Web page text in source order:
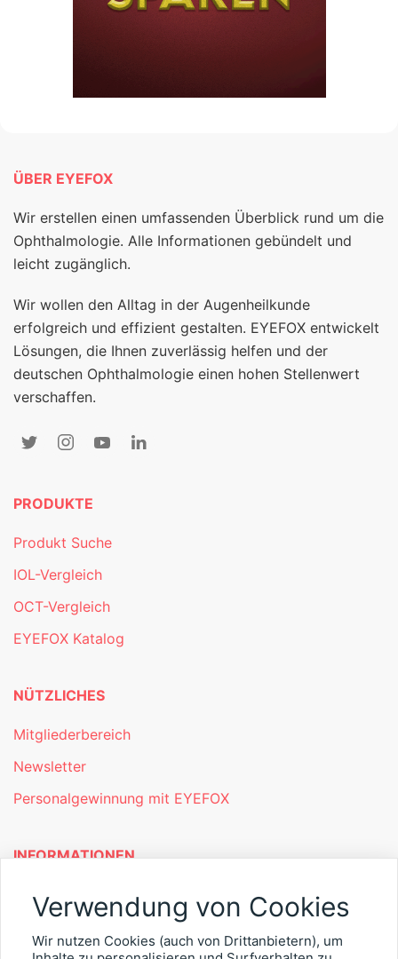
ÜBER EYEFOX
Wir erstellen einen umfassenden Überblick rund um die
Ophthalmologie. Alle Informationen gebündelt und
leicht zugänglich.
Wir wollen den Alltag in der Augenheilkunde
erfolgreich und effizient gestalten. EYEFOX entwickelt
Lösungen, die Ihnen zuverlässig helfen und der
deutschen Ophthalmologie einen hohen Stellenwert
verschaffen.
PRODUKTE
Produkt Suche
IOL-Vergleich
OCT-Vergleich
EYEFOX Katalog
NÜTZLICHES
Mitgliederbereich
Newsletter
Personalgewinnung mit EYEFOX
INFORMATIONEN
Was ist EYEFOX – Ihre Möglichkeiten
Verwendung von Cookies
Wir nutzen Cookies (auch von Drittanbietern), um